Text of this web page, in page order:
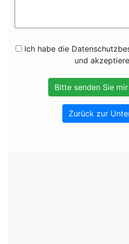
Ich habe die
und
Zurück zur